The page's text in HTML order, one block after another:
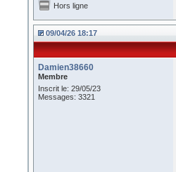
Hors ligne
09/04/26 18:17
Damien38660
Membre
Inscrit le: 29/05/23
Messages: 3321